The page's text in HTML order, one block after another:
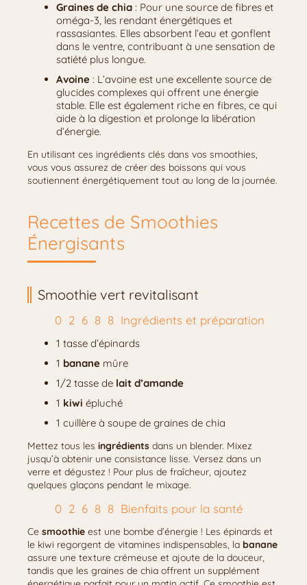
Graines de chia : Pour une source de fibres et
oméga-3, les rendant énergétiques et
rassasiantes. Elles absorbent l’eau et gonflent
dans le ventre, contribuant à une sensation de
satiété plus longue.
Avoine : L’avoine est une excellente source de
glucides complexes qui offrent une énergie
stable. Elle est également riche en fibres, ce qui
aide à la digestion et prolonge la libération
d’énergie.
En utilisant ces ingrédients clés dans vos smoothies,
vous vous assurez de créer des boissons qui vous
soutiennent énergétiquement tout au long de la journée.
Recettes de Smoothies
Énergisants
Smoothie vert revitalisant
Ingrédients et préparation
1 tasse d’épinards
1 banane mûre
1/2 tasse de lait d’amande
1 kiwi épluché
1 cuillère à soupe de graines de chia
Mettez tous les ingrédients dans un blender. Mixez
jusqu’à obtenir une consistance lisse. Versez dans un
verre et dégustez ! Pour plus de fraîcheur, ajoutez
quelques glaçons pendant le mixage.
Bienfaits pour la santé
Ce smoothie est une bombe d’énergie ! Les épinards et
le kiwi regorgent de vitamines indispensables, la banane
assure une texture crémeuse et ajoute de la douceur,
tandis que les graines de chia offrent un supplément